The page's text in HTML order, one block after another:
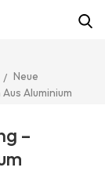
/ Neue
Aluminium
–